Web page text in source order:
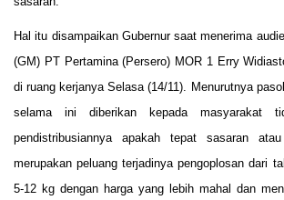
Hal itu disampaikan Gubernur saat menerima
(GM) PT Pertamina (Persero) MOR 1 Erry
di ruang kerjanya Selasa (14/11). Menurutnya
selama ini diberikan kepada masyarakat
pendistribusiannya apakah tepat sasaran
merupakan peluang terjadinya pengoplosan dari
5-12 kg dengan harga yang lebih mahal dan